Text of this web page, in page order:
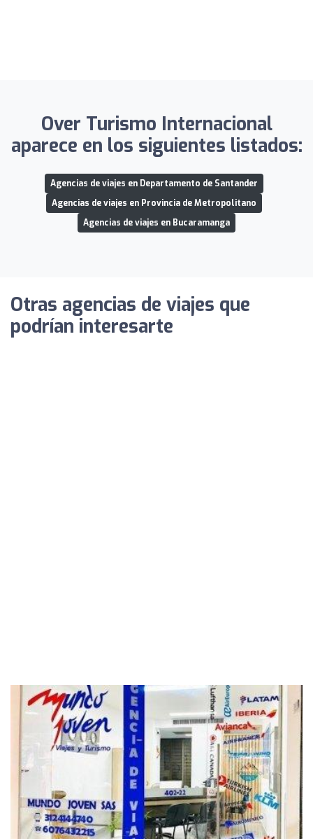
Over Turismo Internacional
aparece en los siguientes listados:
Agencias de viajes en Departamento de Santander
Agencias de viajes en Provincia de Metropolitano
Agencias de viajes en Bucaramanga
Otras agencias de viajes que
podrían interesarte